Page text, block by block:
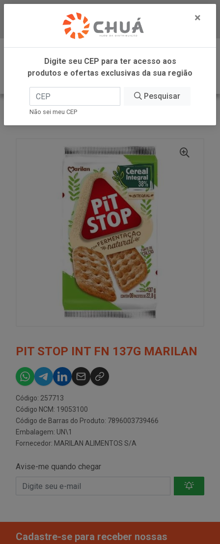
Baixe já nosso APP
0
INÍCIO
MARILAN
PIT STOP INT FN 137G MARILAN
Código: 257713
Código NCM: 19053100
Código de Barras do Produto: 7896003739466
Embalagem: UN\1
Fornecedor: MARILAN ALIMENTOS S/A
Avise-me quando chegar
Cadastre-se para receber nossas
×
Digite seu CEP para ter acesso aos
produtos e ofertas exclusivas da sua região
Pesquisar
Não sei meu CEP